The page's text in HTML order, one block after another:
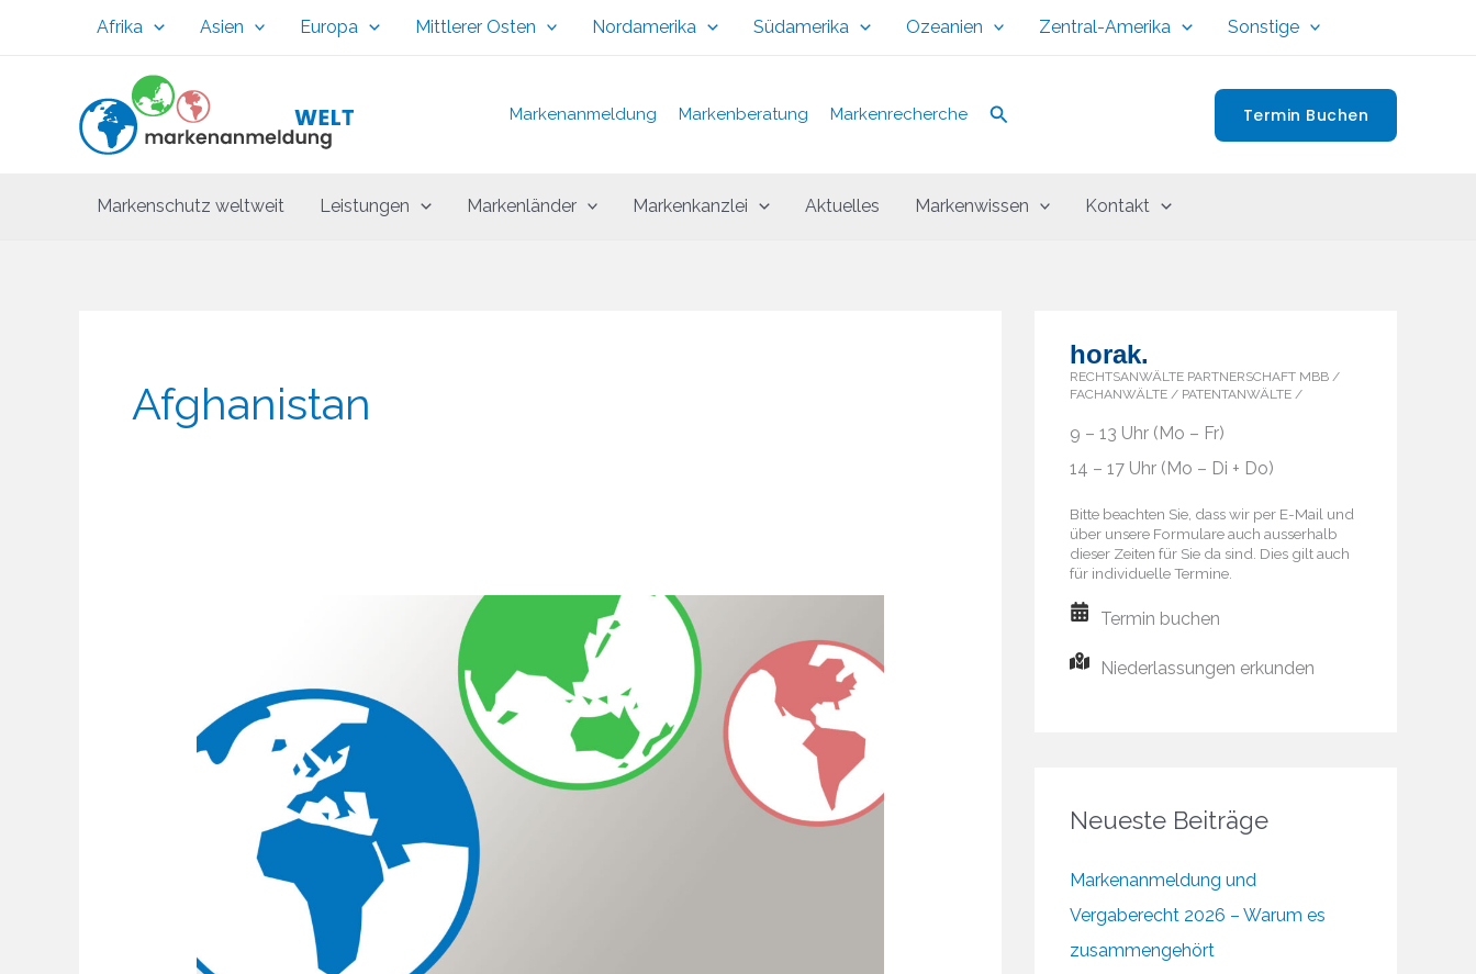
Afrika Asien Europa Mittlerer Osten Nordamerika Südamerika Ozeanien Zentral-Amerika Sonstige
Markenanmeldung Markenberatung Markenrecherche Suchen Termin Buchen
Markenschutz weltweit Leistungen Markenländer Markenkanzlei Aktuelles Markenwissen Kontakt
Afghanistan
horak.
RECHTSANWÄLTE PARTNERSCHAFT MBB /
FACHANWÄLTE / PATENTANWÄLTE /
9 – 13 Uhr (Mo – Fr)
14 – 17 Uhr (Mo – Di + Do)
Bitte beachten Sie, dass wir per E-Mail und
über unsere Formulare auch ausserhalb
dieser Zeiten für Sie da sind. Dies gilt auch
für individuelle Termine.
Termin buchen
Niederlassungen erkunden
Neueste Beiträge
Markenanmeldung und
Vergaberecht 2026 – Warum es
zusammengehört